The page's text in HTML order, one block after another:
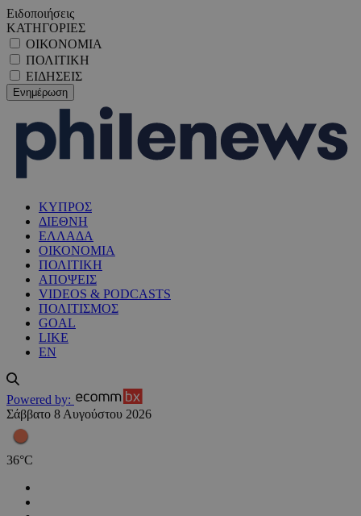
Ειδοποιήσεις
ΚΑΤΗΓΟΡΙΕΣ
ΟΙΚΟΝΟΜΙΑ
ΠΟΛΙΤΙΚΗ
ΕΙΔΗΣΕΙΣ
ΚΥΠΡΟΣ
ΔΙΕΘΝΗ
ΕΛΛΑΔΑ
ΟΙΚΟΝΟΜΙΑ
ΠΟΛΙΤΙΚΗ
ΑΠΟΨΕΙΣ
VIDEOS & PODCASTS
ΠΟΛΙΤΙΣΜΟΣ
GOAL
LIKE
EN
Powered by:
Σάββατο 8 Αυγούστου 2026
36°C